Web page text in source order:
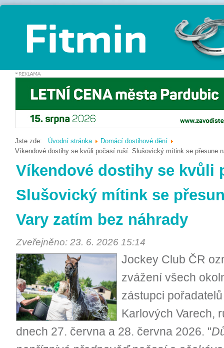
Jste zde: Úvodní stránka
Domácí dostihové dění
Víkendové dostihy se kvůli počasí ruší. Slušovický mítink se přesune
Víkendové dostihy se kvůli
Slušovický mítink se
Vary zatím bez náhrady
Zveřejněno: 23. 6. 2026 15:14
Jockey Club ČR
zvážení všech
zástupci
Karlových Varech,
dnech 27. června a 28. června 2026. "